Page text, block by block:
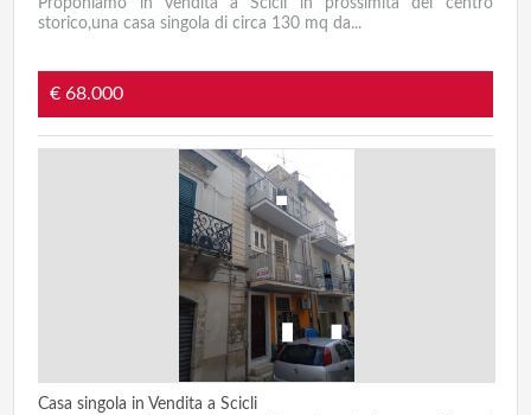
Proponiamo in vendita a Scicli in prossimità del centro
storico,una casa singola di circa 130 mq da...
€ 68.000
Casa singola in Vendita a Scicli